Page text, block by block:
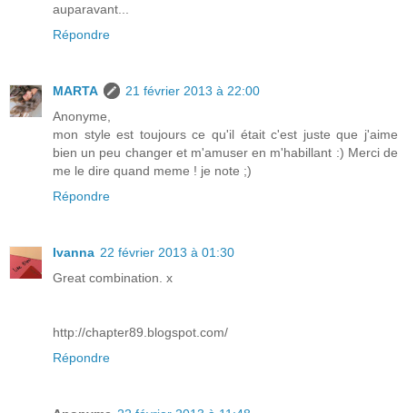
auparavant...
Répondre
MARTA
21 février 2013 à 22:00
Anonyme,
mon style est toujours ce qu'il était c'est juste que j'aime
bien un peu changer et m'amuser en m'habillant :) Merci de
me le dire quand meme ! je note ;)
Répondre
Ivanna 22 février 2013 à 01:30
Great combination. x
http://chapter89.blogspot.com/
Répondre